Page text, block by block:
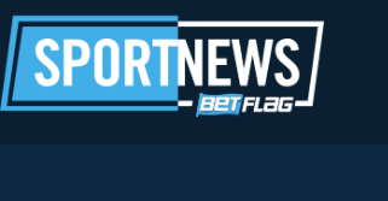
al
contenuto